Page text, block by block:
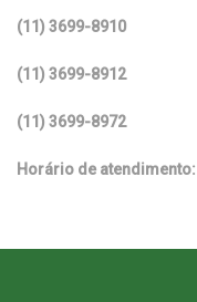
(11) 3699-8910
(11) 3699-8912
(11) 3699-8972
Horário de